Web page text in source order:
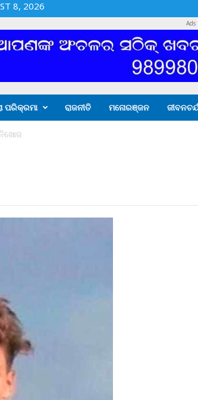
8, 2026
Ads
ପରିକ୍ରମା ରାଜନୀତି ମନୋରଞ୍ଜନ